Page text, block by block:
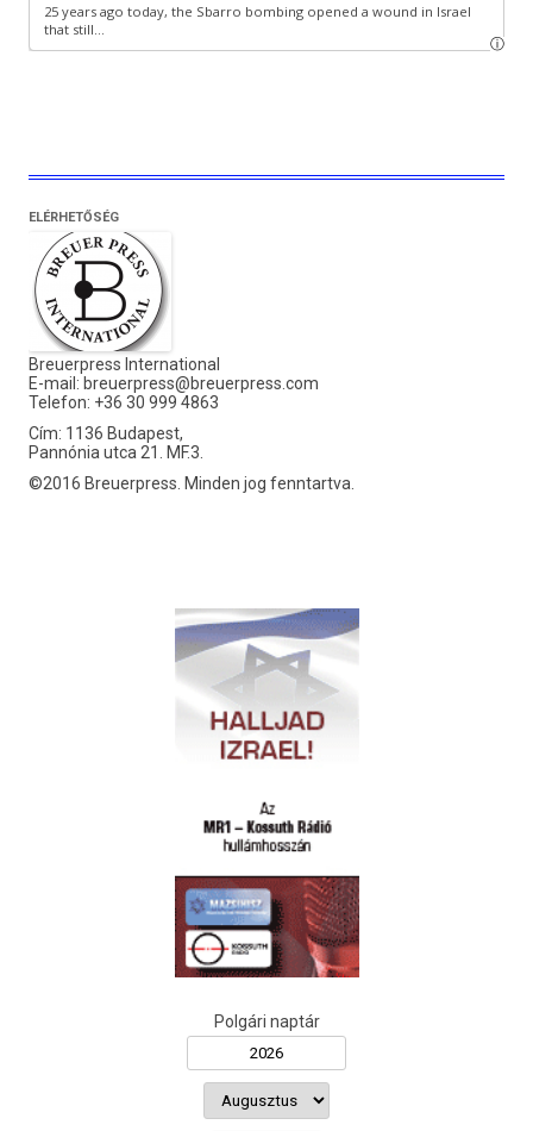
ELÉRHETŐSÉG
Breuerpress International
E-mail: breuerpress@breuerpress.com
Telefon: +36 30 999 4863
Cím: 1136 Budapest,
Pannónia utca 21. MF.3.
©2016 Breuerpress. Minden jog fenntartva.
Polgári naptár